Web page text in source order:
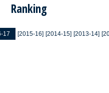
Ranking
17 [2015-16] [2014-15] [2013-14]